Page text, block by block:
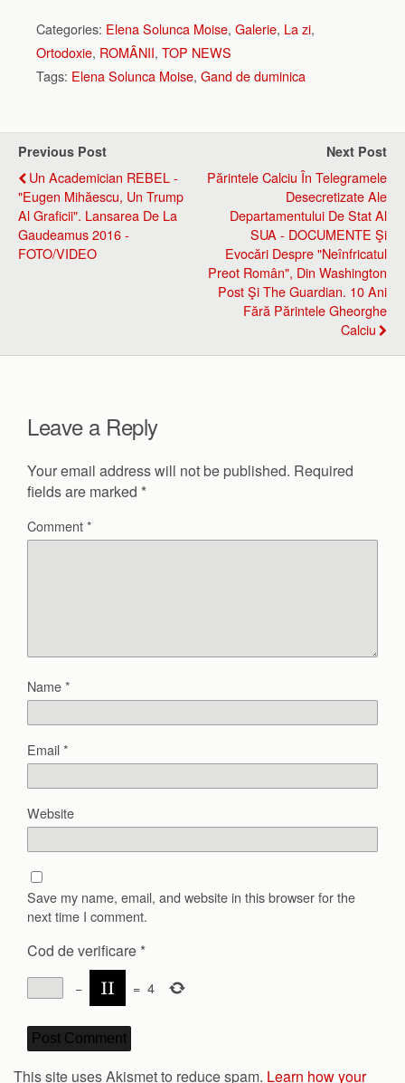
Categories: Elena Solunca Moise, Galerie, La zi,
Ortodoxie, ROMÂNII, TOP NEWS
Tags: Elena Solunca Moise, Gand de duminica
Previous Post
Un Academician REBEL -
"Eugen Mihăescu, Un Trump
Al Graficii". Lansarea De La
Gaudeamus 2016 -
FOTO/VIDEO
Next Post
Părintele Calciu În Telegramele
Desecretizate Ale
Departamentului De Stat Al
SUA - DOCUMENTE Şi
Evocări Despre "neînfricatul
Preot Român", Din Washington
Post Şi The Guardian. 10 Ani
Fără Părintele Gheorghe
Calciu
Leave a Reply
Your email address will not be published. Required
fields are marked *
Comment*
Name*
Email*
Website
Save my name, email, and website in this browser for the
next time I comment.
Cod de verificare *
− = 4
This site uses Akismet to reduce spam. Learn how your